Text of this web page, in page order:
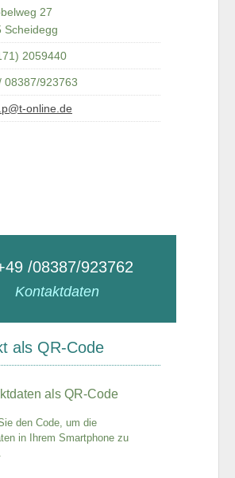
27
Scheidegg
2059440
08387/923763
online.de
/08387/923762
Kontaktdaten
als QR-Code
den Code, um die
in Ihrem Smartphone zu